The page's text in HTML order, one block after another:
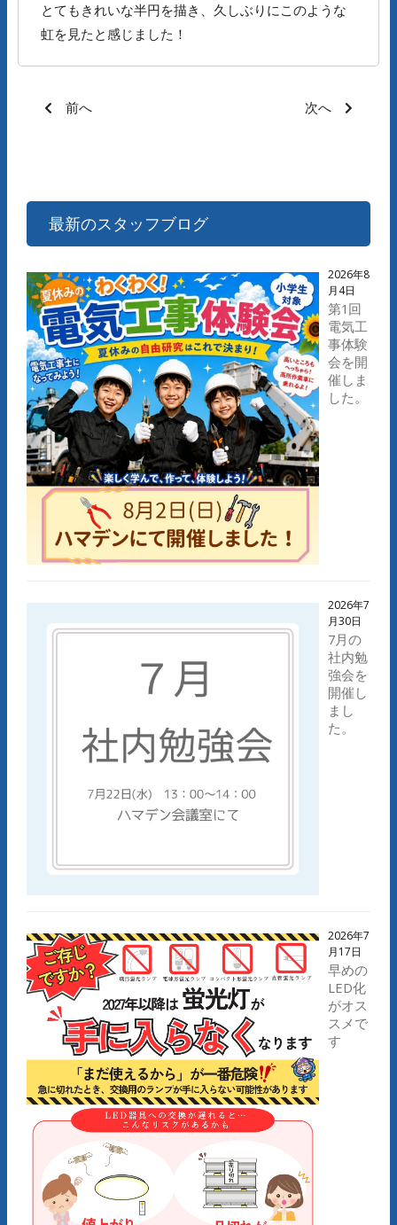
とてもきれいな半円を描き、久しぶりにこのような
虹を見たと感じました！
前へ 次へ
最新のスタッフブログ
2026年8
月4日
第1回
電気工
事体験
会を開
催しま
した。
2026年7
月30日
7月の
社内勉
強会を
開催し
まし
た。
2026年7
月17日
早めの
LED化
がオス
スメで
す